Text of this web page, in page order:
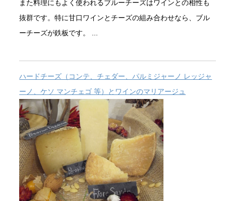
また料理にもよく使われるブルーチーズはワインとの相性も
抜群です。特に甘口ワインとチーズの組み合わせなら、ブル
ーチーズが鉄板です。 ...
ハードチーズ（コンテ、チェダー、パルミジャーノ レッジャ
ーノ、ケソ マンチェゴ 等）とワインのマリアージュ